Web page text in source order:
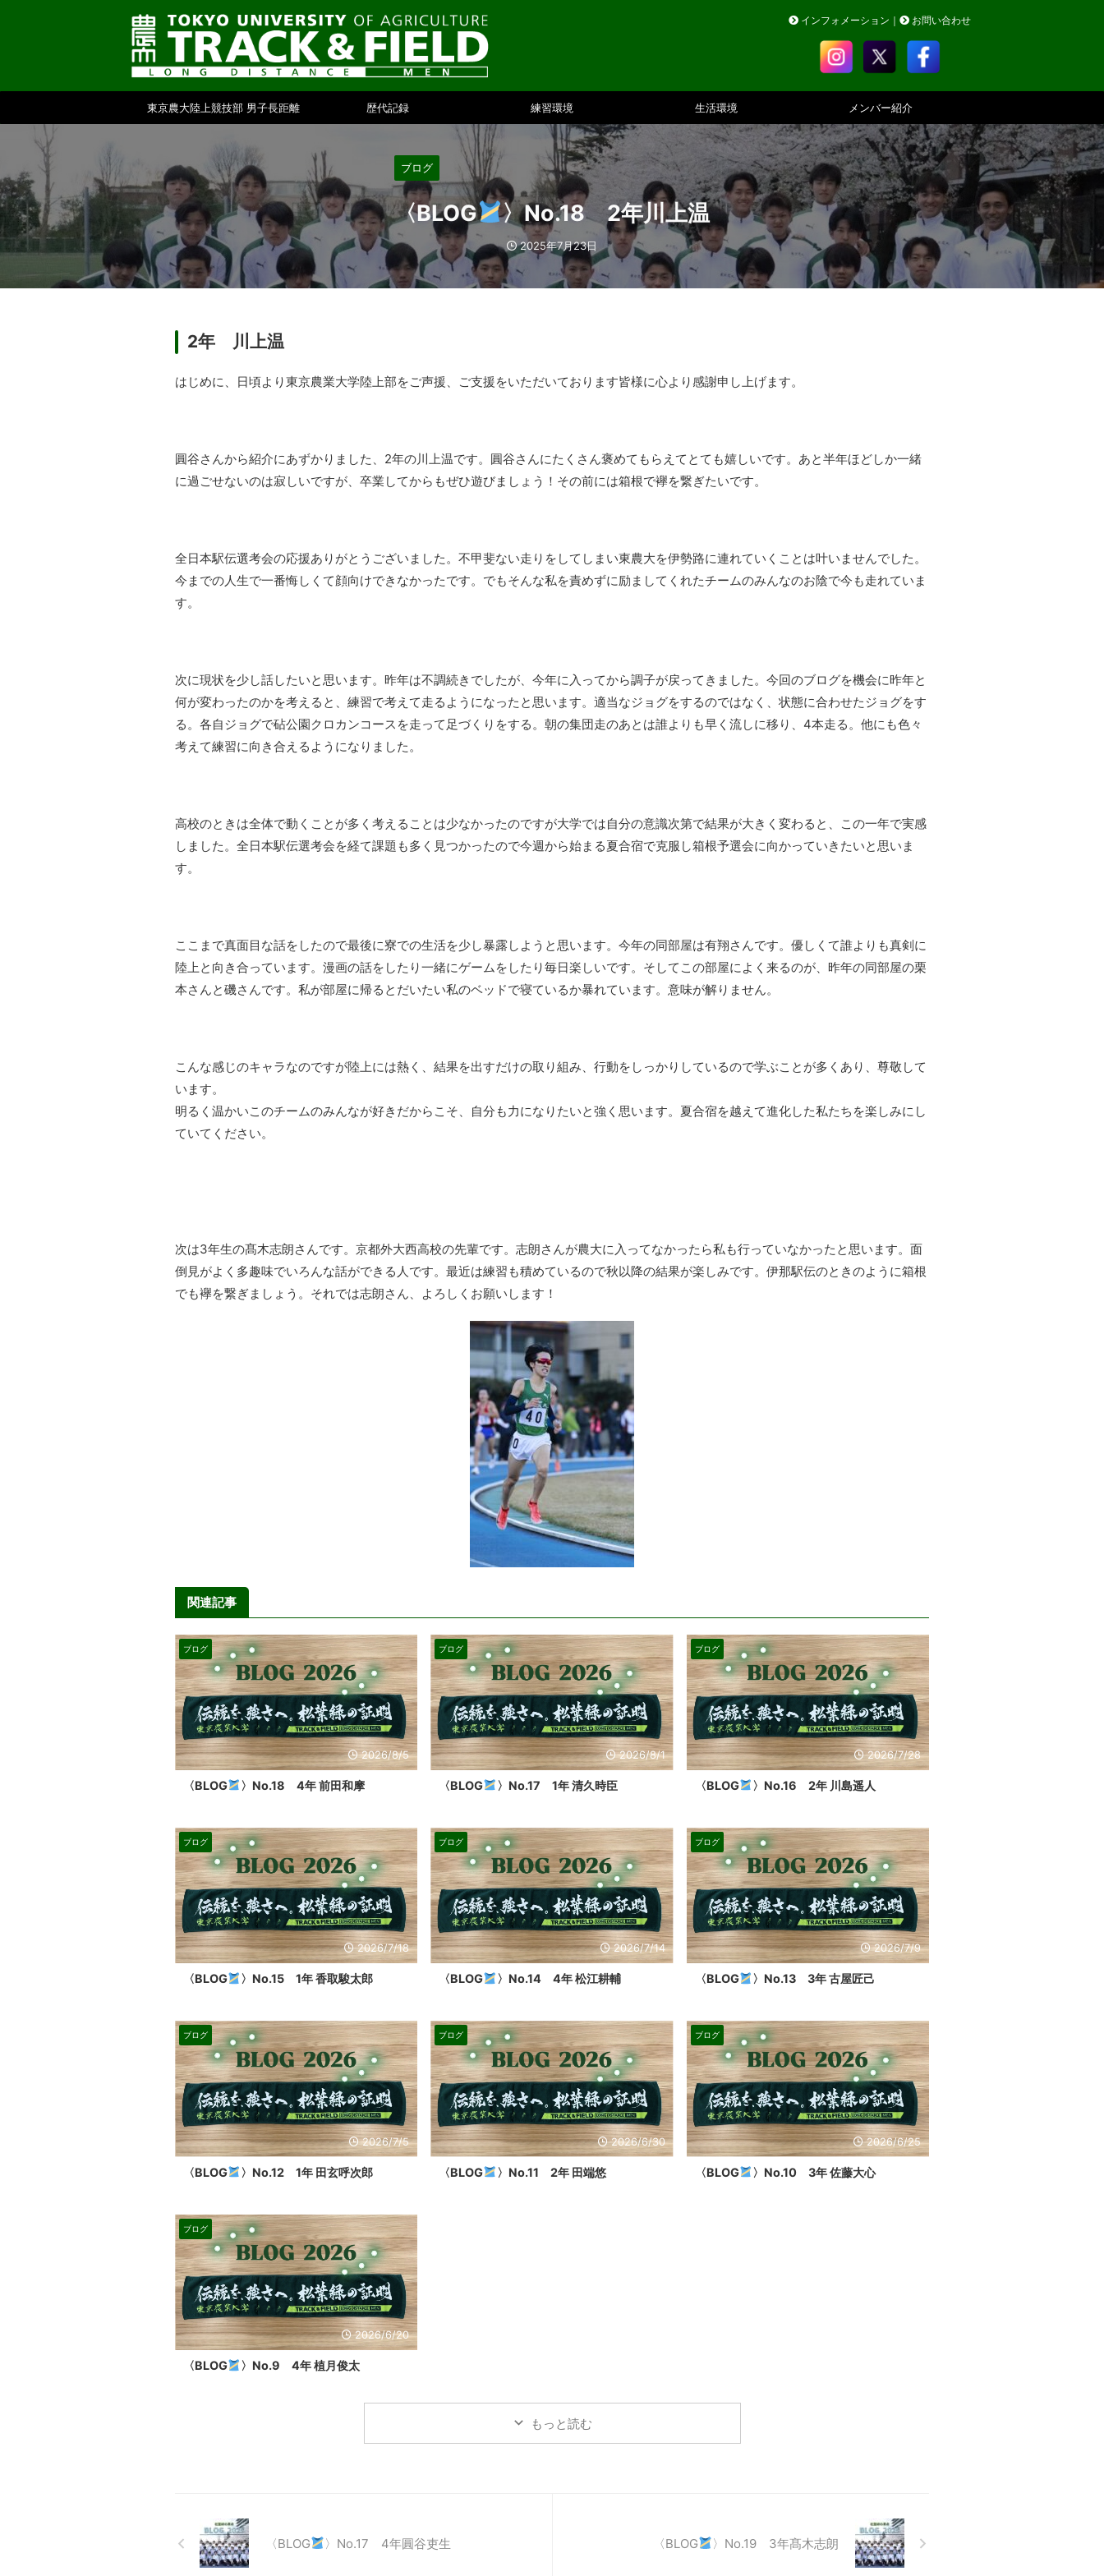
インフォメーション ｜ お問い合わせ
東京農大陸上競技部 男子長距離 歴代記録 練習環境 生活環境 メンバー紹介
ブログ
〈BLOG 〉No.18 2年川上温
2025年7月23日
2年 川上温
はじめに、日頃より東京農業大学陸上部をご声援、ご支援をいただいております皆様に心より感謝申し上げます。
圓谷さんから紹介にあずかりました、2年の川上温です。圓谷さんにたくさん褒めてもらえてとても嬉しいです。あと半年ほどしか一緒
に過ごせないのは寂しいですが、卒業してからもぜひ遊びましょう！その前には箱根で襷を繋ぎたいです。
全日本駅伝選考会の応援ありがとうございました。不甲斐ない走りをしてしまい東農大を伊勢路に連れていくことは叶いませんでした。
今までの人生で一番悔しくて顔向けできなかったです。でもそんな私を責めずに励ましてくれたチームのみんなのお陰で今も走れていま
す。
次に現状を少し話したいと思います。昨年は不調続きでしたが、今年に入ってから調子が戻ってきました。今回のブログを機会に昨年と
何が変わったのかを考えると、練習で考えて走るようになったと思います。適当なジョグをするのではなく、状態に合わせたジョグをす
る。各自ジョグで砧公園クロカンコースを走って足づくりをする。朝の集団走のあとは誰よりも早く流しに移り、4本走る。他にも色々
考えて練習に向き合えるようになりました。
高校のときは全体で動くことが多く考えることは少なかったのですが大学では自分の意識次第で結果が大きく変わると、この一年で実感
しました。全日本駅伝選考会を経て課題も多く見つかったので今週から始まる夏合宿で克服し箱根予選会に向かっていきたいと思いま
す。
ここまで真面目な話をしたので最後に寮での生活を少し暴露しようと思います。今年の同部屋は有翔さんです。優しくて誰よりも真剣に
陸上と向き合っています。漫画の話をしたり一緒にゲームをしたり毎日楽しいです。そしてこの部屋によく来るのが、昨年の同部屋の栗
本さんと磯さんです。私が部屋に帰るとだいたい私のベッドで寝ているか暴れています。意味が解りません。
こんな感じのキャラなのですが陸上には熱く、結果を出すだけの取り組み、行動をしっかりしているので学ぶことが多くあり、尊敬して
います。
明るく温かいこのチームのみんなが好きだからこそ、自分も力になりたいと強く思います。夏合宿を越えて進化した私たちを楽しみにし
ていてください。
次は3年生の髙木志朗さんです。京都外大西高校の先輩です。志朗さんが農大に入ってなかったら私も行っていなかったと思います。面
倒見がよく多趣味でいろんな話ができる人です。最近は練習も積めているので秋以降の結果が楽しみです。伊那駅伝のときのように箱根
でも襷を繋ぎましょう。それでは志朗さん、よろしくお願いします！
関連記事
ブログ
2026/8/5
〈BLOG 〉No.18 4年 前田和摩
ブログ
2026/8/1
〈BLOG 〉No.17 1年 清久時臣
ブログ
2026/7/28
〈BLOG 〉No.16 2年 川島遥人
ブログ
2026/7/18
〈BLOG 〉No.15 1年 香取駿太郎
ブログ
2026/7/14
〈BLOG 〉No.14 4年 松江耕輔
ブログ
2026/7/9
〈BLOG 〉No.13 3年 古屋匠己
ブログ
2026/7/5
〈BLOG 〉No.12 1年 田玄呼次郎
ブログ
2026/6/30
〈BLOG 〉No.11 2年 田端悠
ブログ
2026/6/25
〈BLOG 〉No.10 3年 佐藤大心
ブログ
2026/6/20
〈BLOG 〉No.9 4年 植月俊太
もっと読む
〈BLOG 〉No.17 4年圓谷吏生 〈BLOG 〉No.19 3年髙木志朗